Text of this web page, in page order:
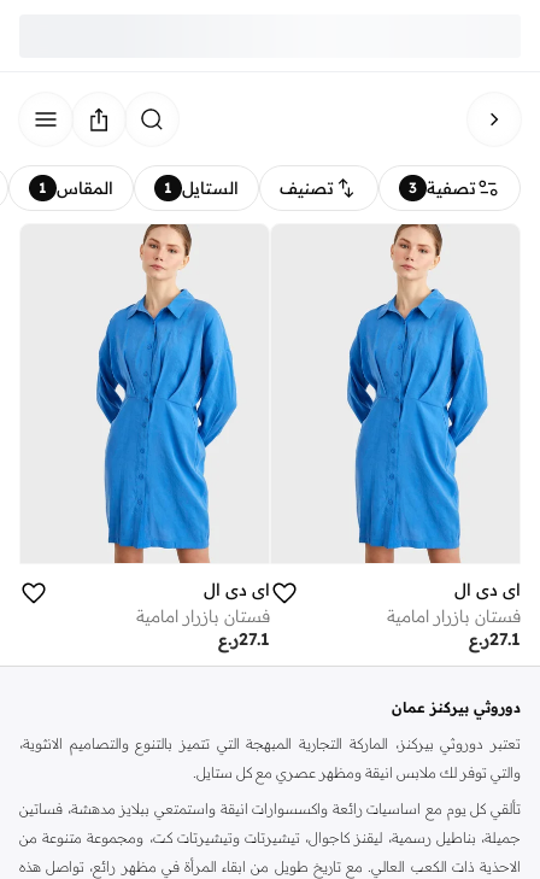
تصفية 3 تصنيف الستايل 1 المقاس 1
اي دي ال
فستان بازرار امامية
ر.ع27.1
اي دي ال
فستان بازرار امامية
ر.ع27.1
دوروثي بيركنز عمان
تعتبر دوروثي بيركنز، الماركة التجارية المبهجة التي تتميز بالتنوع والتصاميم الانثوية،
والتي توفر لك ملابس انيقة ومظهر عصري مع كل ستايل.
تألقي كل يوم مع اساسيات رائعة واكسسوارات انيقة واستمتعي ببلايز مدهشة، فساتين
جميلة، بناطيل رسمية، ليقنز كاجوال، تيشيرتات وتيشيرتات كت، ومجموعة متنوعة من
الاحذية ذات الكعب العالي. مع تاريخ طويل من ابقاء المرأة في مظهر رائع، تواصل هذه